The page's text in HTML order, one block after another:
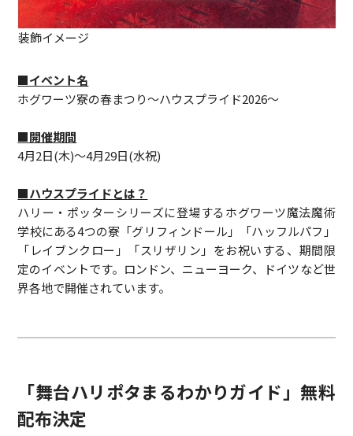
装飾イメージ
■イベント名
ホグワーツ寮の春まつり～ハウスプライド2026～
■開催期間
4月2日(木)～4月29日(水祝)
■ハウスプライドとは？
ハリー・ポッターシリーズに登場するホグワーツ魔法魔術
学校にある4つの寮「グリフィンドール」「ハッフルパフ」
「レイブンクロー」「スリザリン」をお祝いする、期間限
定のイベントです。ロンドン、ニューヨーク、ドイツなど世
界各地で開催されています。
「舞台ハリポタまるわかりガイド」無料
配布決定